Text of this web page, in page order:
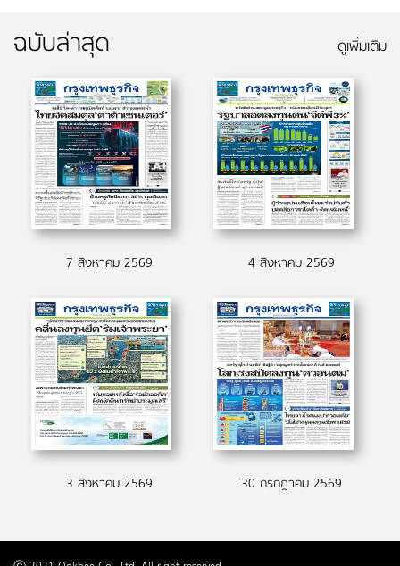
ฉบับล่าสุด ดูเพิ่มเติม
7 สิงหาคม 2569 4 สิงหาคม 2569
3 สิงหาคม 2569 30 กรกฎาคม 2569